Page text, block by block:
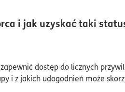
i jak uzyskać taki
dostęp do licznych
i z jakich udogodnień może